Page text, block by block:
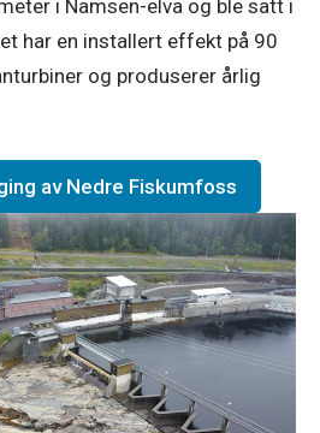
i Namsen-elva og ble satt i
har en installert effekt på 90
og produserer årlig
av Nedre Fiskumfoss